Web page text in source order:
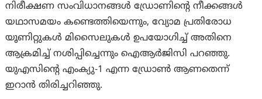
നിരീക്ഷണ സംവിധാനങ്ങൾ ഡ്രോണിന്റെ നീക്കങ്ങൾ
യഥാസമയം കണ്ടെത്തിയെന്നും, വ്യോമ പ്രതിരോധ
യൂണിറ്റുകൾ മിസൈലുകൾ ഉപയോഗിച്ച് അതിനെ
ആക്രമിച്ച് നശിപ്പിച്ചെന്നും ഐആർജിസി പറഞ്ഞു.
യുഎസിന്റെ എംക്യു-1 എന്ന ഡ്രോൺ ആണതെന്ന്
ഇറാൻ തിരിച്ചറിഞ്ഞു.